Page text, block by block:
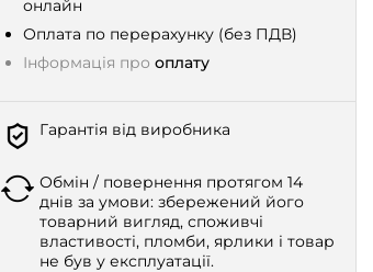
онлайн
Оплата по перерахунку (без ПДВ)
Інформація про оплату
Гарантія від виробника
Обмін / повернення протягом 14
днів за умови: збережений його
товарний вигляд, споживчі
властивості, пломби, ярлики і товар
не був у експлуатації.